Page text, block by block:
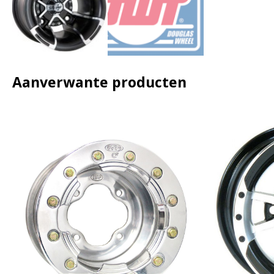
Aanverwante producten